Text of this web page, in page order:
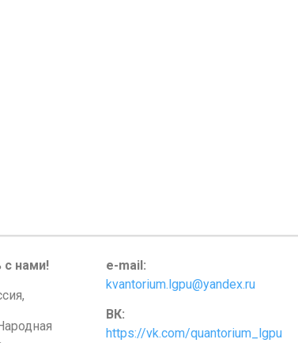
с нами!
e-mail:
kvantorium.lgpu@yandex.ru
ВК:
https://vk.com/quantorium_lgpu